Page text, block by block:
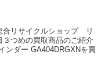
合リサイクルショップ リ
つめの買取商品のご紹介
ンダー GA404DRGXNを買